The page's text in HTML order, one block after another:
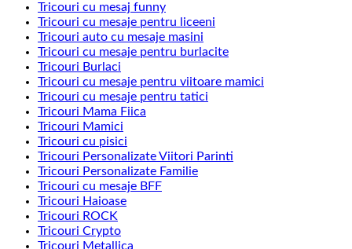
Tricouri cu mesaj funny
Tricouri cu mesaje pentru liceeni
Tricouri auto cu mesaje masini
Tricouri cu mesaje pentru burlacite
Tricouri Burlaci
Tricouri cu mesaje pentru viitoare mamici
Tricouri cu mesaje pentru tatici
Tricouri Mama Fiica
Tricouri Mamici
Tricouri cu pisici
Tricouri Personalizate Viitori Parinti
Tricouri Personalizate Familie
Tricouri cu mesaje BFF
Tricouri Haioase
Tricouri ROCK
Tricouri Crypto
Tricouri Metallica